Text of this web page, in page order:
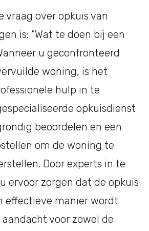
vraag over opkuis van
is: “Wat te doen bij een
u geconfronteerd
woning, is het
hulp in te
opkuisdienst
beoordelen en een
om de woning te
Door experts in te
ervoor zorgen dat de opkuis
effectieve manier wordt
voor zowel de